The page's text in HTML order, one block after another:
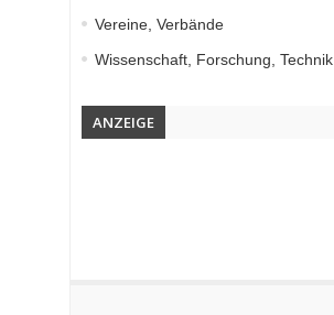
Vereine, Verbände
Wissenschaft, Forschung, Technik
ANZEIGE